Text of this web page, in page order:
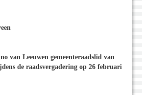
van Leeuwen gemeenteraadslid van
de raadsvergadering op 26 februari